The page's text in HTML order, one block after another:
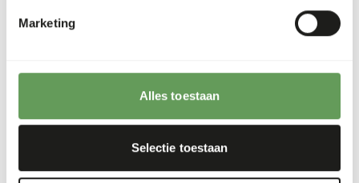
Marketing
Alles toestaan
Selectie toestaan
Analytische bestanddelen
Vocht 64% Ruwe as
3%
Calcium
Vetgehalte
13% Fosfor
0.65%